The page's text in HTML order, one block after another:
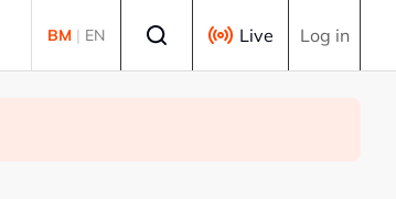
BM | EN Live Log in